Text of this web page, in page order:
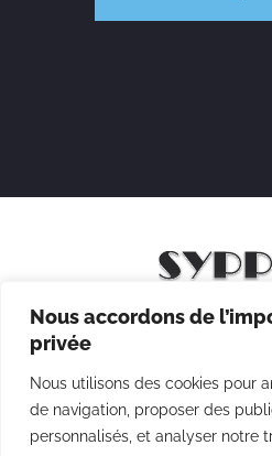
Nous accordons de
privée
Nous utilisons des cookies pour
de navigation, proposer des
personnalisés, et analyser notre
Mentions
Politique des
CGV